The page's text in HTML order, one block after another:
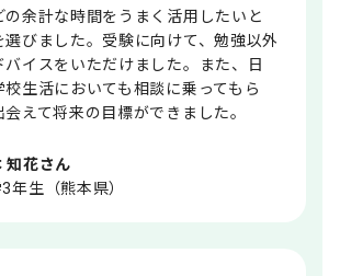
知花さん
年生（熊本県）
の余計な時間をうまく活用したいと
選びました。受験に向けて、勉強以外
バイスをいただけました。また、日
校生活においても相談に乗ってもら
えて将来の目標ができました。